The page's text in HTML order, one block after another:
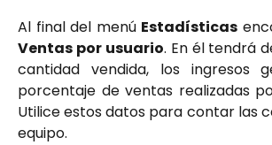
Al final del menú Estadísticas
Ventas por usuario. En él tendrá
cantidad vendida, los ingresos
porcentaje de ventas realizadas
Utilice estos datos para contar las
equipo.